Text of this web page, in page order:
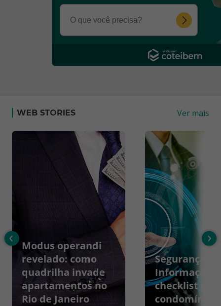
WEB STORIES Ver mais
Modus operandi
revelado: como
quadrilha invade
apartamentos no
Rio de Janeiro
Segurança da
Informação:
checklist
condomínios
‹ ›